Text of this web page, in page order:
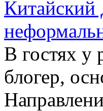
Китайский
В гостях
блогер,